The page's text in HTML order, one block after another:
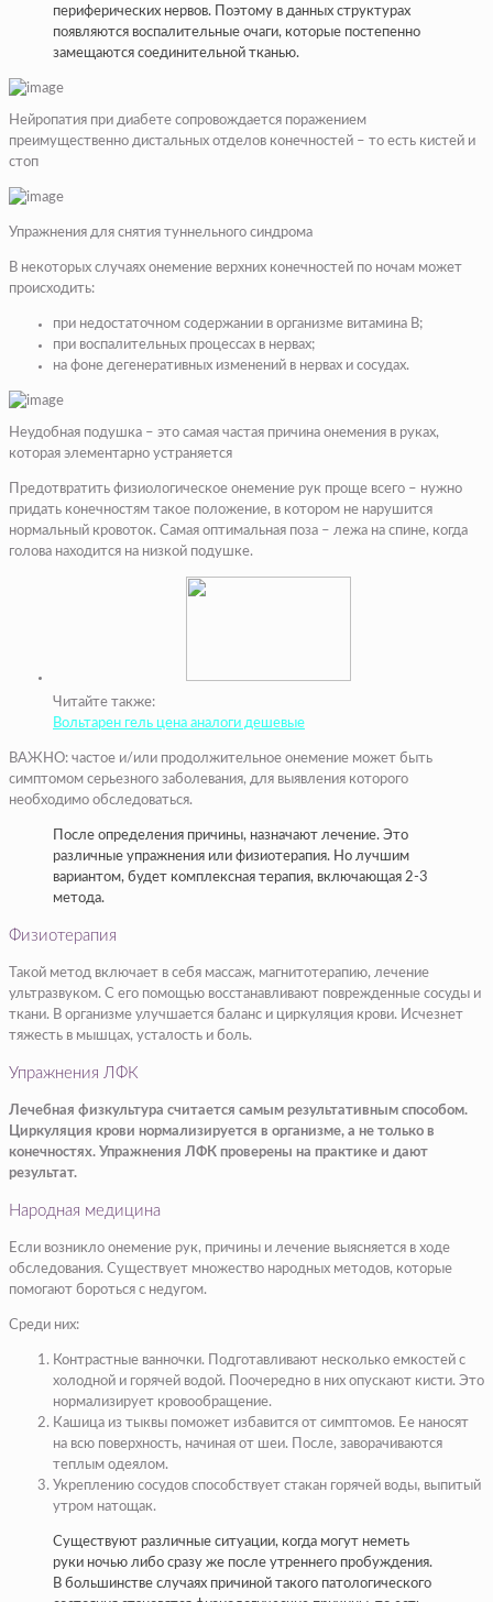
периферических нервов. Поэтому в данных структурах
появляются воспалительные очаги, которые постепенно
замещаются соединительной тканью.
Нейропатия при диабете сопровождается поражением
преимущественно дистальных отделов конечностей – то есть кистей и
стоп
Упражнения для снятия туннельного синдрома
В некоторых случаях онемение верхних конечностей по ночам может
происходить:
при недостаточном содержании в организме витамина В;
при воспалительных процессах в нервах;
на фоне дегенеративных изменений в нервах и сосудах.
Неудобная подушка – это самая частая причина онемения в руках,
которая элементарно устраняется
Предотвратить физиологическое онемение рук проще всего – нужно
придать конечностям такое положение, в котором не нарушится
нормальный кровоток. Самая оптимальная поза – лежа на спине, когда
голова находится на низкой подушке.
Читайте также:
Вольтарен гель цена аналоги дешевые
ВАЖНО: частое и/или продолжительное онемение может быть
симптомом серьезного заболевания, для выявления которого
необходимо обследоваться.
После определения причины, назначают лечение. Это
различные упражнения или физиотерапия. Но лучшим
вариантом, будет комплексная терапия, включающая 2-3
метода.
Физиотерапия
Такой метод включает в себя массаж, магнитотерапию, лечение
ультразвуком. С его помощью восстанавливают поврежденные сосуды и
ткани. В организме улучшается баланс и циркуляция крови. Исчезнет
тяжесть в мышцах, усталость и боль.
Упражнения ЛФК
Лечебная физкультура считается самым результативным способом.
Циркуляция крови нормализируется в организме, а не только в
конечностях. Упражнения ЛФК проверены на практике и дают
результат.
Народная медицина
Если возникло онемение рук, причины и лечение выясняется в ходе
обследования. Существует множество народных методов, которые
помогают бороться с недугом.
Среди них:
Контрастные ванночки. Подготавливают несколько емкостей с
холодной и горячей водой. Поочередно в них опускают кисти. Это
нормализирует кровообращение.
Кашица из тыквы поможет избавится от симптомов. Ее наносят
на всю поверхность, начиная от шеи. После, заворачиваются
теплым одеялом.
Укреплению сосудов способствует стакан горячей воды, выпитый
утром натощак.
Существуют различные ситуации, когда могут неметь
руки ночью либо сразу же после утреннего пробуждения.
В большинстве случаях причиной такого патологического